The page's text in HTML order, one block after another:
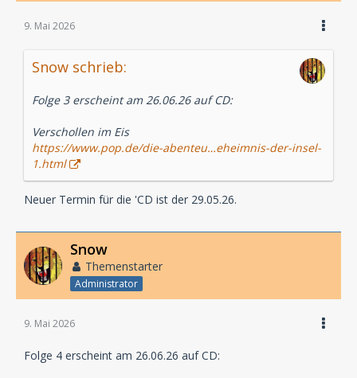
9. Mai 2026
Snow schrieb:
Folge 3 erscheint am 26.06.26 auf CD:
Verschollen im Eis
https://www.pop.de/die-abenteu…eheimnis-der-insel-
1.html
Neuer Termin für die 'CD ist der 29.05.26.
Snow
Themenstarter
Administrator
9. Mai 2026
Folge 4 erscheint am 26.06.26 auf CD: